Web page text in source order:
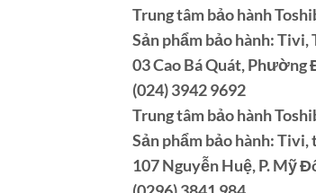
Trung tâm bảo hành
Sản phẩm bảo hành:
03 Cao Bá Quát, Phường
(024) 3942 9692
Trung tâm bảo hành
Sản phẩm bảo hành:
107 Nguyễn Huệ, P. Mỹ